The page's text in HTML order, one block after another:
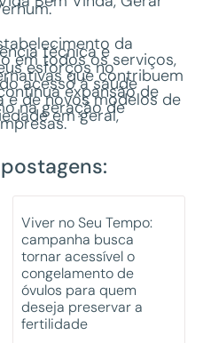
da
técnica e
em todos os serviços,
esforços no
que contribuem
acesso à saúde
expansão de
e de novos modelos de
na geração de
em geral,
Viver no Seu Tempo:
campanha busca
tornar acessível o
congelamento de
óvulos para quem
deseja preservar a
fertilidade